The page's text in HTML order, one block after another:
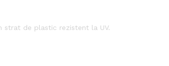
strat de plastic rezistent la UV.